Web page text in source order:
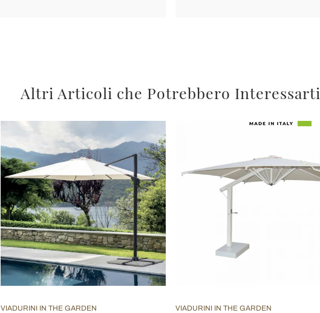
Altri Articoli che Potrebbero Interessarti
VIADURINI IN THE GARDEN VIADURINI IN THE GARDEN